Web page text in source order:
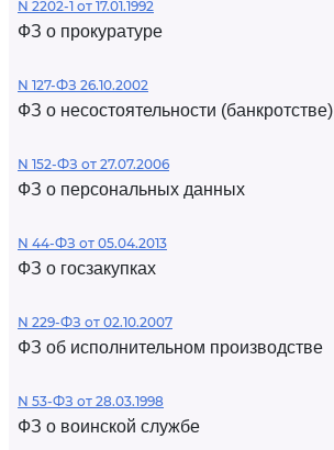
N 2202-1 от 17.01.1992
ФЗ о прокуратуре
N 127-ФЗ 26.10.2002
ФЗ о несостоятельности (банкротстве)
N 152-ФЗ от 27.07.2006
ФЗ о персональных данных
N 44-ФЗ от 05.04.2013
ФЗ о госзакупках
N 229-ФЗ от 02.10.2007
ФЗ об исполнительном производстве
N 53-ФЗ от 28.03.1998
ФЗ о воинской службе